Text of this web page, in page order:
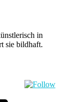
in
sie bildhaft.